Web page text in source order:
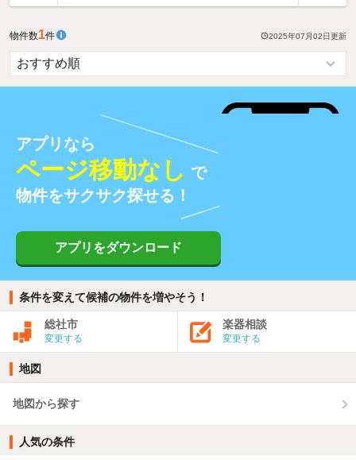
物件数1件 2025年07月02日更新
アプリなら
ページ移動なし で
物件をサクサク探せる！
アプリをダウンロード
条件を変えて候補の物件を増やそう！
総社市
変更する
楽器相談
変更する
地図
地図から探す
人気の条件